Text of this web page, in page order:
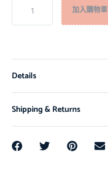
加入購物車
Details
Shipping & Returns